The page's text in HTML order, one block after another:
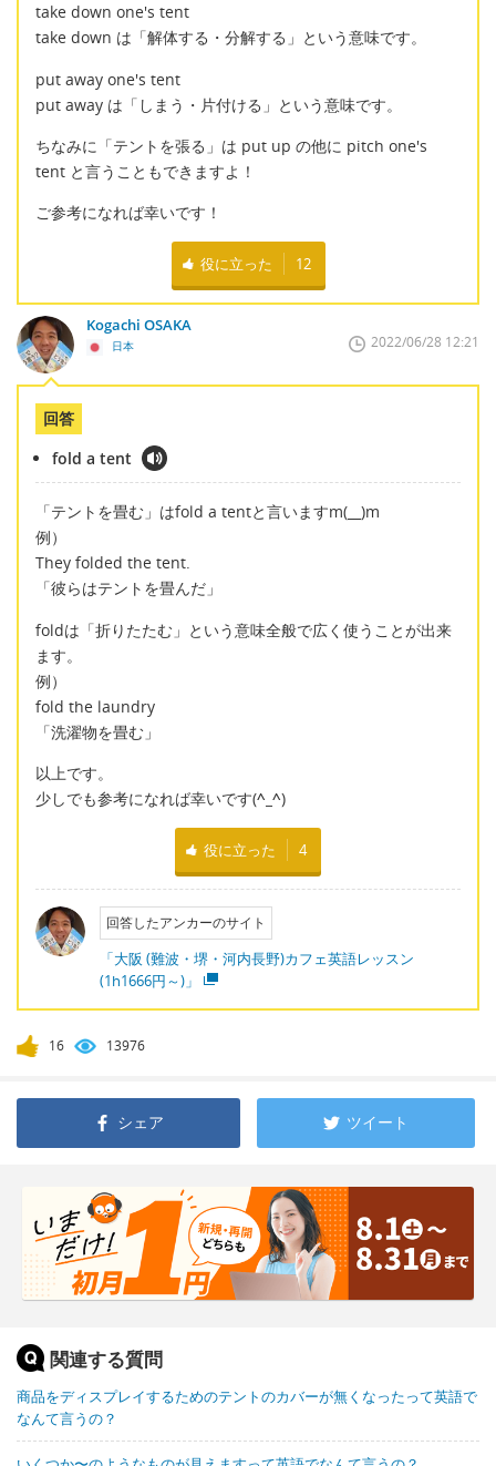
take down one's tent
take down は「解体する・分解する」という意味です。
put away one's tent
put away は「しまう・片付ける」という意味です。
ちなみに「テントを張る」は put up の他に pitch one's
tent と言うこともできますよ！
ご参考になれば幸いです！
役に立った 12
Kogachi OSAKA
日本 2022/06/28 12:21
回答
fold a tent
「テントを畳む」はfold a tentと言いますm(__)m
例）
They folded the tent.
「彼らはテントを畳んだ」
foldは「折りたたむ」という意味全般で広く使うことが出来
ます。
例）
fold the laundry
「洗濯物を畳む」
以上です。
少しでも参考になれば幸いです(^_^)
役に立った 4
回答したアンカーのサイト
「大阪 (難波・堺・河内長野)カフェ英語レッスン
(1h1666円～)」
16 13976
シェア ツイート
関連する質問
商品をディスプレイするためのテントのカバーが無くなったって英語で
なんて言うの？